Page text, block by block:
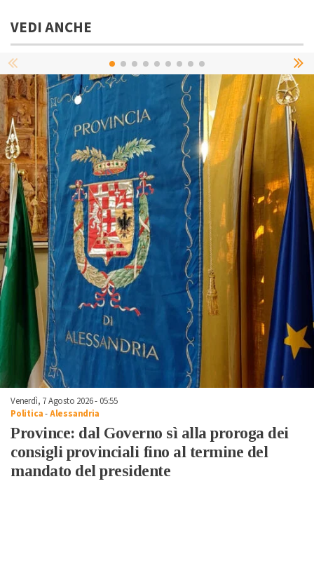
VEDI ANCHE
Venerdì, 7 Agosto 2026 - 05:55
Politica-Alessandria
Province: dal Governo sì alla proroga dei
consigli provinciali fino al termine del
mandato del presidente